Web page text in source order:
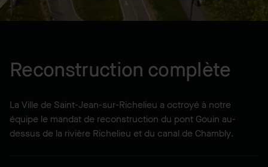
Reconstruction complète
La Ville de Saint-Jean-sur-Richelieu a octroyé à notre
équipe le mandat de reconstruction du pont Gouin au-
dessus de la rivière Richelieu et du canal de Chambly.